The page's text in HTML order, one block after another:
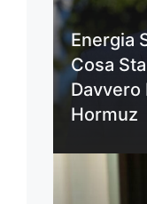
Energia
Cosa
Davvero
Hormuz